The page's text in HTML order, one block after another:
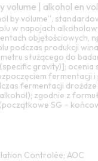
volume | alkohol en
by volume”,
w napojach
objętościowych,
podczas produkcji
służącego do
gravity)]; ocenia
fermentacji i
fermentacji drożdze
alkohol); zgodnie z
SG −
Controlée; AOC